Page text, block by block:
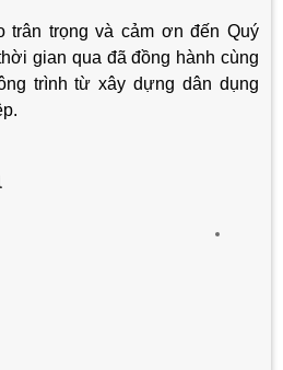
trân trọng và cảm ơn đến Quý
gian qua đã đồng hành cùng
trình từ xây dựng dân dụng